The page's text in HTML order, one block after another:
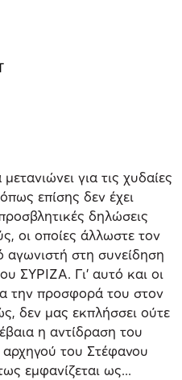
για τις χυδαίες
επίσης δεν έχει
δηλώσεις
οι οποίες άλλωστε τον
αγωνιστή στη συνείδηση
ΣΥΡΙΖΑ. Γι’ αυτό και οι
την προσφορά του στον
δεν μας εκπλήσσει ούτε
η αντίδραση του
του Στέφανου
εμφανίζεται ως...